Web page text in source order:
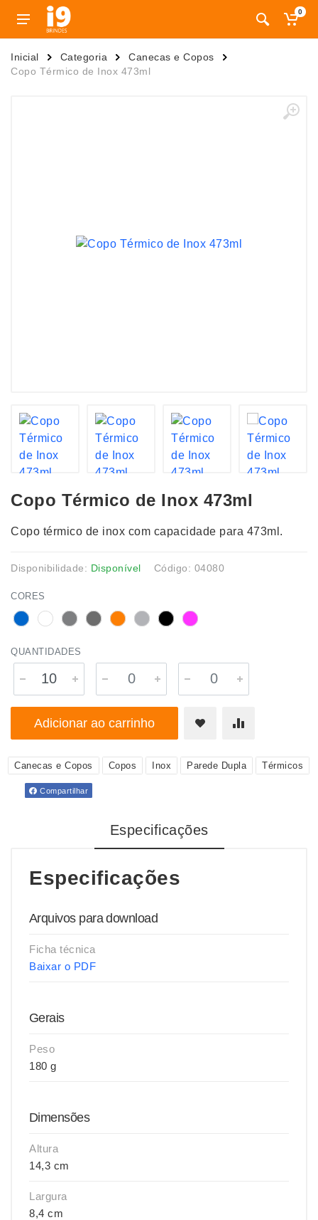
0
Inicial Categoria
Canecas e Copos
Copo Térmico de Inox 473ml
Copo Térmico de Inox 473ml
Copo térmico de inox com capacidade para 473ml.
Disponibilidade: Disponível Código: 04080
CORES
QUANTIDADES
Adicionar ao carrinho
Canecas e Copos Copos Inox Parede Dupla Térmicos
Compartilhar
Especificações
Especificações
Arquivos para download
Ficha técnica
Baixar o PDF
Gerais
Peso
180 g
Dimensões
Altura
14,3 cm
Largura
8,4 cm